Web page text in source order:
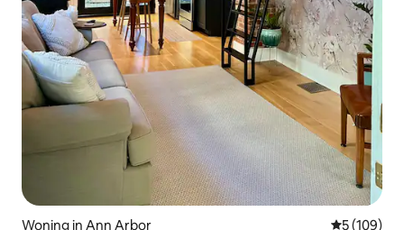
Woning in Ann Arbor
5 (109)